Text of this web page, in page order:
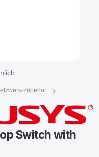
Zubehör
Switch with